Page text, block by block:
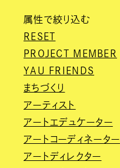
属性で絞り込む
RESET
PROJECT MEMBER
YAU FRIENDS
まちづくり
アーティスト
アートエデュケーター
アートコーディネーター
アートディレクター